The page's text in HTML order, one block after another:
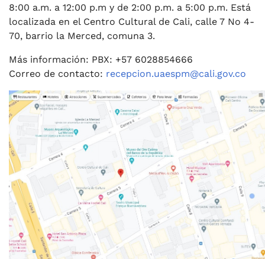
8:00 a.m. a 12:00 p.m y de 2:00 p.m. a 5:00 p.m. Está
localizada en el Centro Cultural de Cali, calle 7 No 4-
70, barrio la Merced, comuna 3.
Más información: PBX: +57 6028854666
Correo de contacto: recepcion.uaespm@cali.gov.co